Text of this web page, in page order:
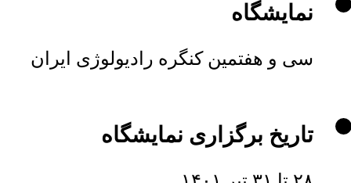
نمایشگاه
سی و هفتمین کنگره رادیولوژی ایران
تاریخ برگزاری نمایشگاه